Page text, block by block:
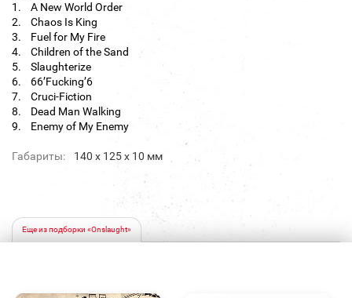
1. A New World Order
2. Chaos Is King
3. Fuel for My Fire
4. Children of the Sand
5. Slaughterize
6. 66’Fucking’6
7. Cruci-Fiction
8. Dead Man Walking
9. Enemy of My Enemy
Габариты: 140 х 125 х 10 мм
Еще из подборки «Onslaught»